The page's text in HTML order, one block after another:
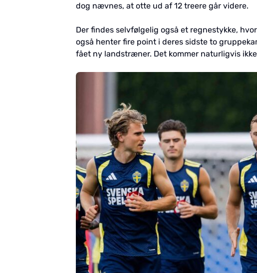
dog nævnes, at otte ud af 12 treere går videre.
Der findes selvfølgelig også et regnestykke,
også henter fire point i deres sidste to
fået ny landstræner. Det kommer naturligvis